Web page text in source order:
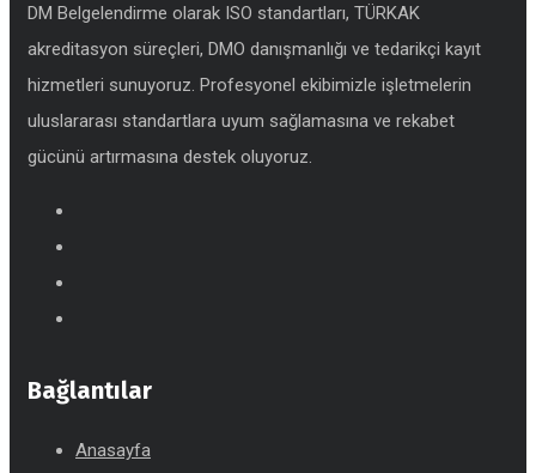
DM Belgelendirme olarak ISO standartları, TÜRKAK
akreditasyon süreçleri, DMO danışmanlığı ve tedarikçi kayıt
hizmetleri sunuyoruz. Profesyonel ekibimizle işletmelerin
uluslararası standartlara uyum sağlamasına ve rekabet
gücünü artırmasına destek oluyoruz.
Bağlantılar
Anasayfa